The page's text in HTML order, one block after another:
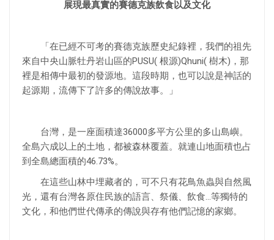
展現最真實的賽德克族飲食以及文化
「在已經不可考的賽德克族歷史紀錄裡，我們的祖先
來自中央山脈牡丹岩山區的PUSU( 根源)Qhuni( 樹木)，那
裡是相傳中最初的發源地。這段時期，也可以說是神話的
起源期，流傳下了許多的傳說故事。」
台灣，是一座面積達36000多平方公里的多山島嶼。
全島六成以上的土地，都被森林覆蓋。就連山地面積也占
到全島總面積的46.73%。
在這些山林中埋藏者的，可不只有花鳥魚蟲與自然風
光，還有台灣各原住民族的語言、祭儀、飲食…等獨特的
文化，和他們世代傳承的傳說與存有他們記憶的家鄉。